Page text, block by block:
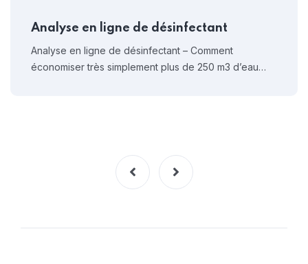
Analyse en ligne de désinfectant
Analyse en ligne de désinfectant – Comment
économiser très simplement plus de 250 m3 d’eau…